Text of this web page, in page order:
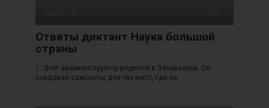
Ответы диктант Наука большой
страны
1. Этот авиаконструктор родился в Закавказье. Он
создавал самолеты для тех мест, где не